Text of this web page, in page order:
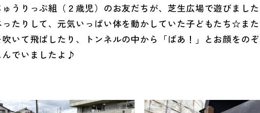
うりっぷ組（２歳児）のお友だちが、芝生広場で遊びまし
たりして、元気いっぱい体を動かしていた子どもたち☆ま
吹いて飛ばしたり、トンネルの中から「ばあ！」とお顔をの
んでいましたよ♪